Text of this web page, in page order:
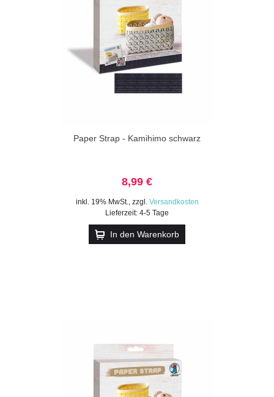
Paper Strap - Kamihimo schwarz
8,99 €
inkl. 19% MwSt., zzgl. Versandkosten
Lieferzeit: 4-5 Tage
In den Warenkorb